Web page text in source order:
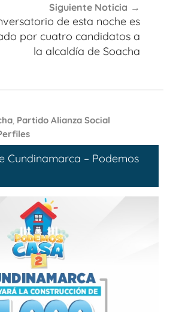
Siguiente Noticia
de esta noche es
por cuatro candidatos a
la alcaldía de Soacha
, Partido Alianza Social
Cundinamarca – Podemos